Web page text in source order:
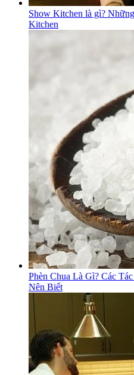
Show Kitchen là gì?
Kitchen
Phèn Chua Là Gì? Các
Nên Biết